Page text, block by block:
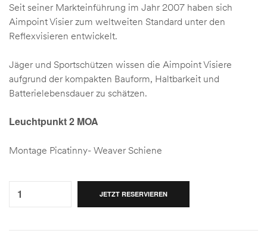
Seit seiner Markteinführung im Jahr 2007 haben sich
Aimpoint Visier zum weltweiten Standard unter den
Reflexvisieren entwickelt.
Jäger und Sportschützen wissen die Aimpoint Visiere
aufgrund der kompakten Bauform, Haltbarkeit und
Batterielebensdauer zu schätzen.
Leuchtpunkt 2 MOA
Montage Picatinny- Weaver Schiene
JETZT RESERVIEREN